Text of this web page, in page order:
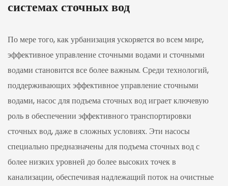
системах сточных вод
По мере того, как урбанизация ускоряется во всем мире,
эффективное управление сточными водами и сточными
водами становится все более важным. Среди технологий,
поддерживающих эффективное управление сточными
водами,насос для подъема сточных водиграет ключевую
роль в обеспечении эффективного транспортировки
сточных вод, даже в сложных условиях. Эти насосы
специально предназначены для подъема сточных вод с
более низких уровней до более высоких точек в
канализации, обеспечивая надлежащий поток на очистные